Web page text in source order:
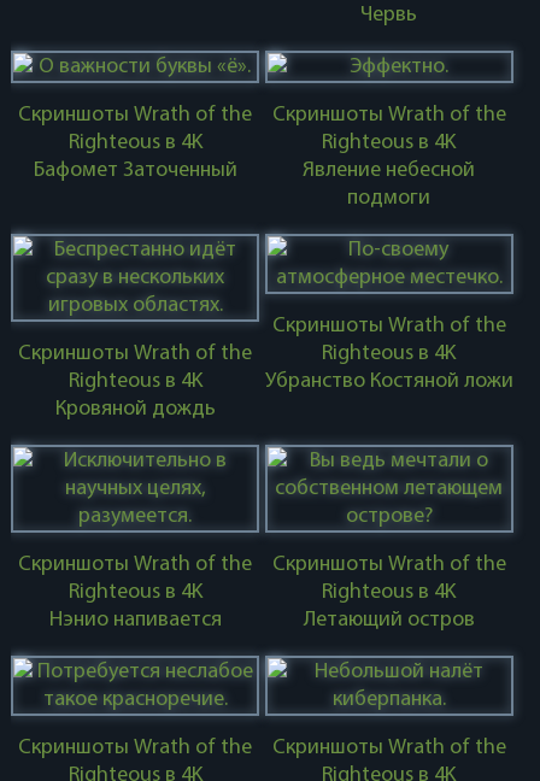
Червь
Скриншоты Wrath of the
Righteous в 4K
Бафомет Заточенный
Скриншоты Wrath of the
Righteous в 4K
Явление небесной
подмоги
Скриншоты Wrath of the
Righteous в 4K
Кровяной дождь
Скриншоты Wrath of the
Righteous в 4K
Убранство Костяной ложи
Скриншоты Wrath of the
Righteous в 4K
Нэнио напивается
Скриншоты Wrath of the
Righteous в 4K
Летающий остров
Скриншоты Wrath of the
Righteous в 4K
Скриншоты Wrath of the
Righteous в 4K